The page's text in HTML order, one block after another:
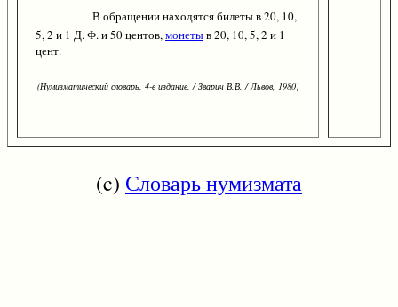
В обращении находятся билеты в 20, 10,
5, 2 и 1 Д. Ф. и 50 центов,монетыв 20, 10, 5, 2 и 1
цент.
(Нумизматический словарь. 4-е издание. / Зварич В.В. / Львов, 1980)
(c) Словарь нумизмата